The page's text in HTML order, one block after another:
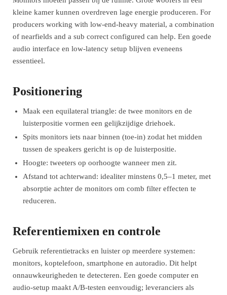
kleine kamer kunnen overdreven lage energie produceren. For
producers working with low-end-heavy material, a combination
of nearfields and a sub correct configured can help. Een goede
audio interface en low-latency setup blijven eveneens
essentieel.
Positionering
Maak een equilateral triangle: de twee monitors en de
luisterpositie vormen een gelijkzijdige driehoek.
Spits monitors iets naar binnen (toe-in) zodat het midden
tussen de speakers gericht is op de luisterpositie.
Hoogte: tweeters op oorhoogte wanneer men zit.
Afstand tot achterwand: idealiter minstens 0,5–1 meter, met
absorptie achter de monitors om comb filter effecten te
reduceren.
Referentiemixen en controle
Gebruik referentietracks en luister op meerdere systemen:
monitors, koptelefoon, smartphone en autoradio. Dit helpt
onnauwkeurigheden te detecteren. Een goede computer en
audio-setup maakt A/B-testen eenvoudig; leveranciers als